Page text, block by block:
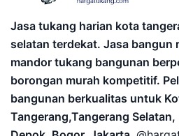
Jasa tukang harian kota
selatan terdekat. Jasa bangun
mandor tukang bangunan
borongan murah kompetitif.
bangunan berkualitas untuk
Tangerang,Tangerang